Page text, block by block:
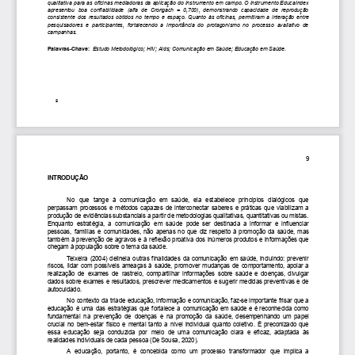
qualitativa para as oficinas mediadoras da aplicação do instrumento em campo. O instrumento EducaIndex
apresentou
boa confiabilidade (alfa de Crongach = 0,700), demonstrando capacidade de
reprodução
consistente dos resultados obtidos no tempo e espaço. Quanto às oficinas, permitiram a interação entre
pesquisadores
e participantes, fortalecendo a importância do protagonismo no processo avaliativo
de
campanhas.
Palavras-Chave: Estudo Metodológico; HIV; Aids; Comunicação em Saúde; Educação em Saúde.
8
9
INTRODUÇÃO
No que tange à comunicação em saúde, ela estabelece princípios dialógicos
que
perpassam processos e métodos capazes de interconectar saberes e práticas que viabilizam a
produção de evidências substanciais a partir de metodologias qualitativas, quantitativas ou mistas.
Enquanto
estratégia, a comunicação em saúde pode ser destinada a informar e influenciar
pessoas,
famílias e comunidades, não apenas no que diz respeito à promoção da saúde, mas
também à prevenção de agravos e à reflexão proativa dos inúmeros produtos e informações que
chegam à população sobre o tema da saúde.
Teixeira (2004) delineia outras finalidades da comunicação em saúde, incluindo: prevenir
riscos,
lidar com possíveis ameaças à saúde, promover mudanças de comportamento, apoiar a
realização de exames de rastreio, compartilhar informações sobre saúde e doenças, divulgar
dados sobre exames e resultados, prescrever medicamentos e sugerir medidas preventivas e de
autocuidado.
No contexto da tríade educação, informação e comunicação, faz-se importante frisar que a
educação é uma das estratégias que fortalece a comunicação em saúde e é reconhecida como
fundamental na prevenção de doenças e na promoção da saúde, desempenhando um papel
crucial no bem-estar físico e mental tanto a nível individual quanto coletivo. É preconizado que
essa educação seja conduzida por meio de uma comunicação clara e eficaz, adaptada às
realidades individuais de cada pessoa (De Sousa, 2020).
A educação, portanto, é concebida como um processo transformador que implica a